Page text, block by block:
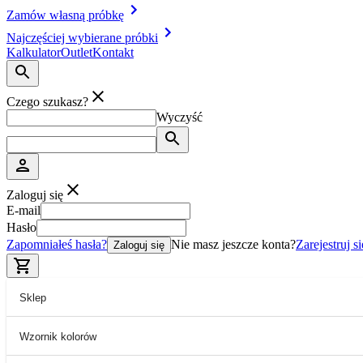
Zamów własną próbkę
Najczęściej wybierane próbki
KalkulatorOutletKontakt
Czego szukasz?
Wyczyść
Zaloguj się
E-mail
Hasło
Zapomniałeś hasła? Zaloguj się Nie masz jeszcze konta?Zarejestruj
Sklep
Wzornik kolorów